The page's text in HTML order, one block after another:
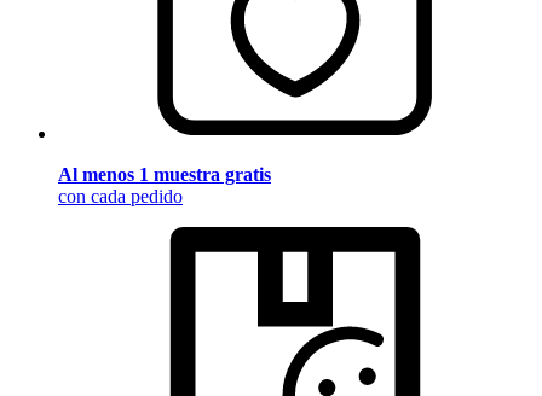
Al menos 1 muestra gratis
con cada pedido